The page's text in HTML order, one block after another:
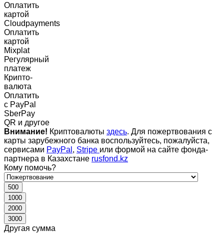
Оплатить
картой
Cloudpayments
Оплатить
картой
Mixplat
Регулярный
платеж
Крипто-
валюта
Оплатить
c PayPal
SberPay
QR и другое
Внимание! Криптовалюты здесь. Для пожертвования с
карты зарубежного банка воспользуйтесь, пожалуйста,
сервисами PayPal , Stripe или формой на сайте фонда-
партнера в Казахстане rusfond.kz
Кому помочь?
500
1000
2000
3000
Другая сумма